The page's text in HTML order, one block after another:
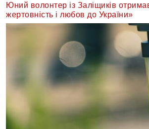
Юний волонтер із Заліщиків
жертовність і любов до України»